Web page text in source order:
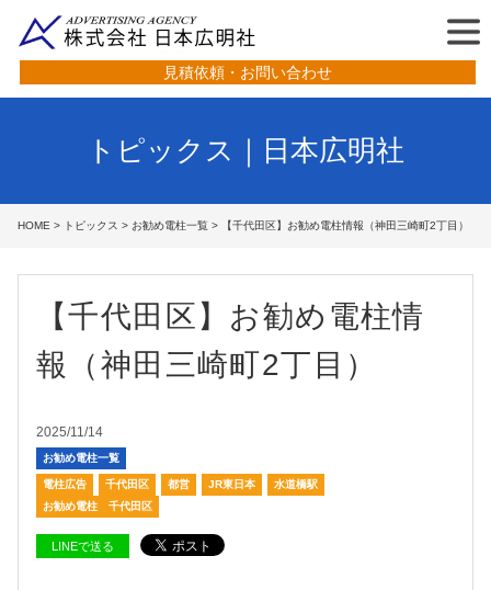
見積依頼・お問い合わせ
トピックス｜日本広明社
HOME > トピックス > お勧め電柱一覧 > 【千代田区】お勧め電柱情報（神田三崎町2丁目）
【千代田区】お勧め電柱情
報（神田三崎町2丁目）
2025/11/14
お勧め電柱一覧
電柱広告 千代田区 都営 JR東日本
水道橋駅
お勧め電柱 千代田区
LINEで送る